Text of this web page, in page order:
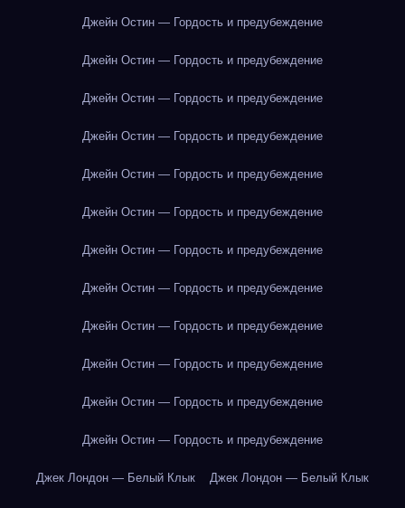
Джейн Остин — Гордость и предубеждение
Джейн Остин — Гордость и предубеждение
Джейн Остин — Гордость и предубеждение
Джейн Остин — Гордость и предубеждение
Джейн Остин — Гордость и предубеждение
Джейн Остин — Гордость и предубеждение
Джейн Остин — Гордость и предубеждение
Джейн Остин — Гордость и предубеждение
Джейн Остин — Гордость и предубеждение
Джейн Остин — Гордость и предубеждение
Джейн Остин — Гордость и предубеждение
Джейн Остин — Гордость и предубеждение
Джек Лондон — Белый Клык Джек Лондон — Белый Клык